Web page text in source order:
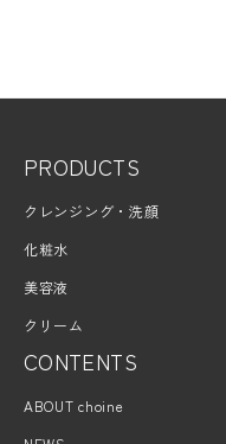
PRODUCTS
クレンジング・洗顔
化粧水
美容液
クリーム
CONTENTS
ABOUT choine